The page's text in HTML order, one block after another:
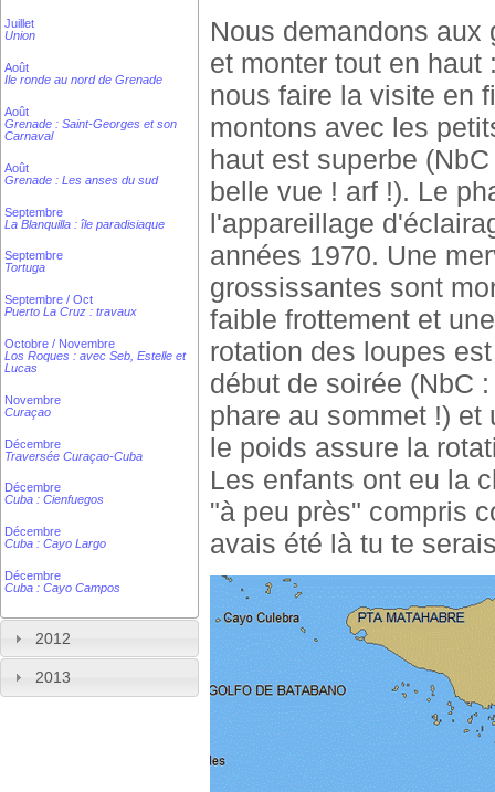
Juillet
Union
Août
Ile ronde au nord de Grenade
Août
Grenade : Saint-Georges et son
Carnaval
Août
Grenade : Les anses du sud
Septembre
La Blanquilla : île paradisiaque
Septembre
Tortuga
Septembre / Oct
Puerto La Cruz : travaux
Octobre / Novembre
Los Roques : avec Seb, Estelle et
Lucas
Novembre
Curaçao
Décembre
Traversée Curaçao-Cuba
Décembre
Cuba : Cienfuegos
Décembre
Cuba : Cayo Largo
Décembre
Cuba : Cayo Campos
2012
2013
Nous demandons
et monter tout en
nous faire la visite en
montons avec les
haut est superbe
belle vue ! arf !). Le
l'appareillage
années 1970. Une
grossissantes sont
faible frottement et
rotation des loupes
début de soirée (NbC
phare au sommet !)
le poids assure la
Les enfants ont eu la
"à peu près" compris
avais été là tu te